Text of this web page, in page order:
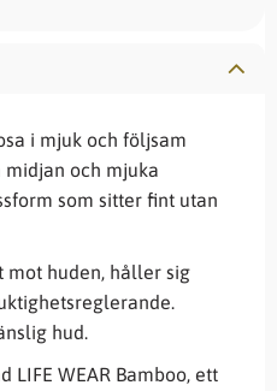
i mjuk och följsam
midjan och mjuka
som sitter fint utan
huden, håller sig
hud.
WEAR Bamboo, ett